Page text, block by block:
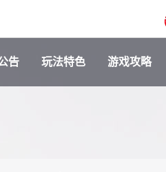
告 玩法特色 游戏攻略